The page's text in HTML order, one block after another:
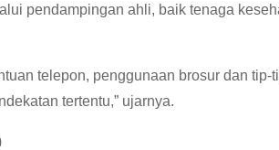
pendampingan ahli, baik tenaga
telepon, penggunaan brosur dan tip-
tertentu,” ujarnya.